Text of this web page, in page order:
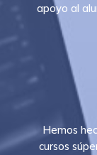
apoyo al
Hemos
cursos